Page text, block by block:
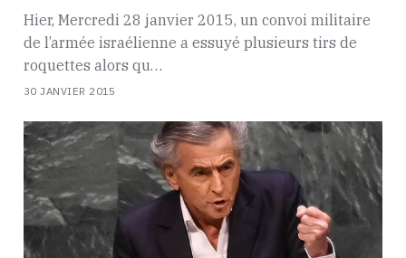
Hier, Mercredi 28 janvier 2015, un convoi militaire
de l’armée israélienne a essuyé plusieurs tirs de
roquettes alors qu…
30 JANVIER 2015